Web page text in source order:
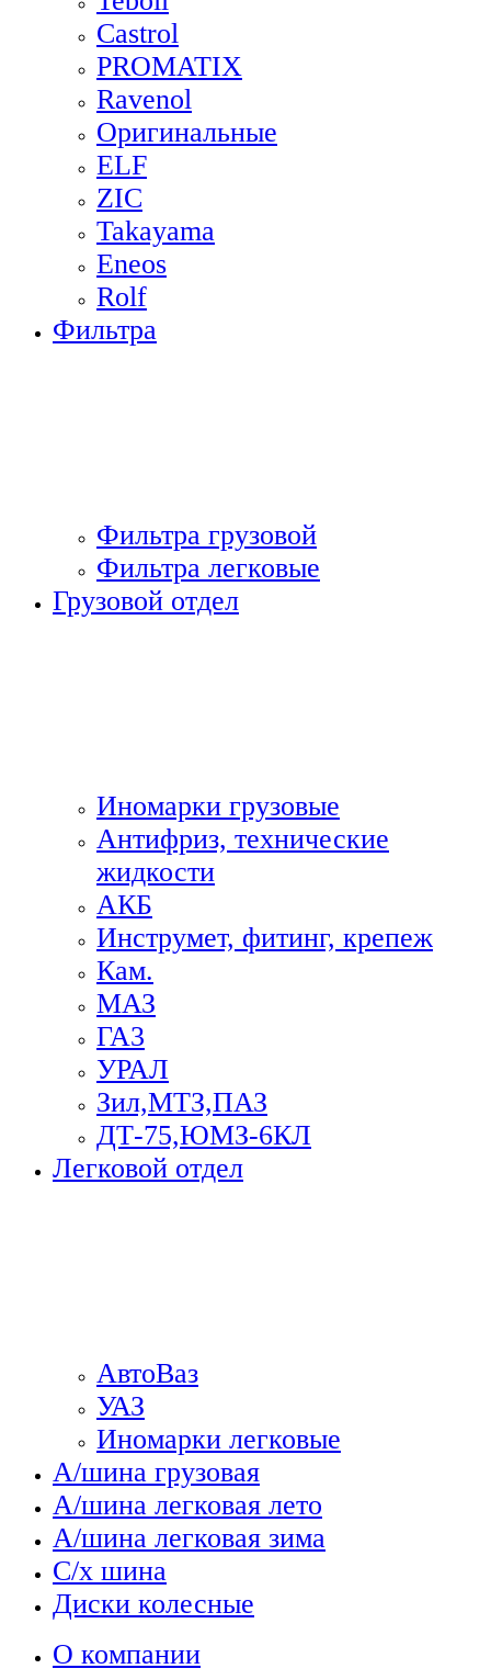
Castrol
PROMATIX
Ravenol
Оригинальные
ELF
ZIC
Takayama
Eneos
Rolf
Фильтра
Фильтра грузовой
Фильтра легковые
Грузовой отдел
Иномарки грузовые
Антифриз, технические
жидкости
АКБ
Инструмет, фитинг, крепеж
Кам.
МАЗ
ГА3
УРАЛ
Зил,МТЗ,ПАЗ
ДТ-75,ЮМЗ-6КЛ
Легковой отдел
АвтоВаз
УАЗ
Иномарки легковые
А/шина грузовая
А/шина легковая лето
А/шина легковая зима
С/х шина
Диски колесные
О компании